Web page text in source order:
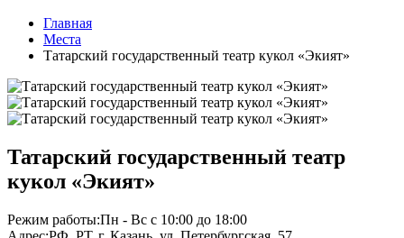
Главная
Места
Татарский государственный театр кукол «Экият»
Татарский государственный театр
кукол «Экият»
Режим работы:Пн - Вс c 10:00 до 18:00